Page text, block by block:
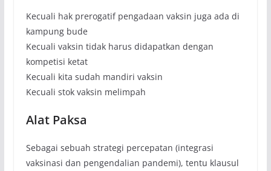
Kecuali hak prerogatif pengadaan vaksin juga ada di
kampung bude
Kecuali vaksin tidak harus didapatkan dengan
kompetisi ketat
Kecuali kita sudah mandiri vaksin
Kecuali stok vaksin melimpah
Alat Paksa
Sebagai sebuah strategi percepatan (integrasi
vaksinasi dan pengendalian pandemi), tentu klausul